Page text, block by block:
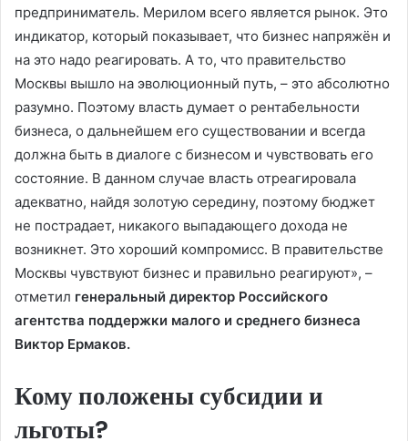
предприниматель. Мерилом всего является рынок. Это
индикатор, который показывает, что бизнес напряжён и
на это надо реагировать. А то, что правительство
Москвы вышло на эволюционный путь, – это абсолютно
разумно. Поэтому власть думает о рентабельности
бизнеса, о дальнейшем его существовании и всегда
должна быть в диалоге с бизнесом и чувствовать его
состояние. В данном случае власть отреагировала
адекватно, найдя золотую середину, поэтому бюджет
не пострадает, никакого выпадающего дохода не
возникнет. Это хороший компромисс. В правительстве
Москвы чувст­вуют бизнес и правильно реагируют», –
отметил генеральный директор Российского
агентства поддержки малого и среднего бизнеса
Виктор Ермаков.
Кому положены субсидии и
льготы?